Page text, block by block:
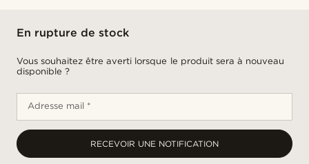
En rupture de stock
Vous souhaitez être averti lorsque le produit sera à nouveau
disponible ?
Adresse mail *
RECEVOIR UNE NOTIFICATION